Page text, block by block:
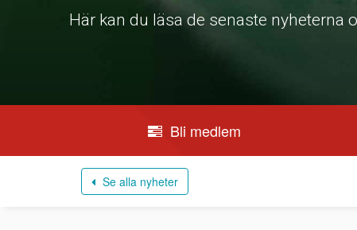
Här kan du läsa de senaste
Bli medlem
Se alla nyheter